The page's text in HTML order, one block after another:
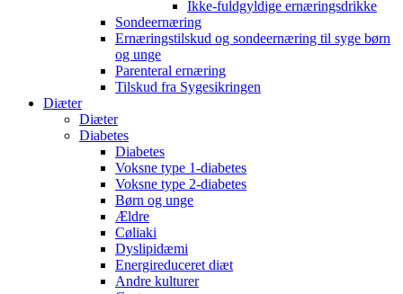
Ikke-fuldgyldige ernæringsdrikke
Sondeernæring
Ernæringstilskud og sondeernæring til syge børn
og unge
Parenteral ernæring
Tilskud fra Sygesikringen
Diæter
Diæter
Diabetes
Diabetes
Voksne type 1-diabetes
Voksne type 2-diabetes
Børn og unge
Ældre
Cøliaki
Dyslipidæmi
Energireduceret diæt
Andre kulturer